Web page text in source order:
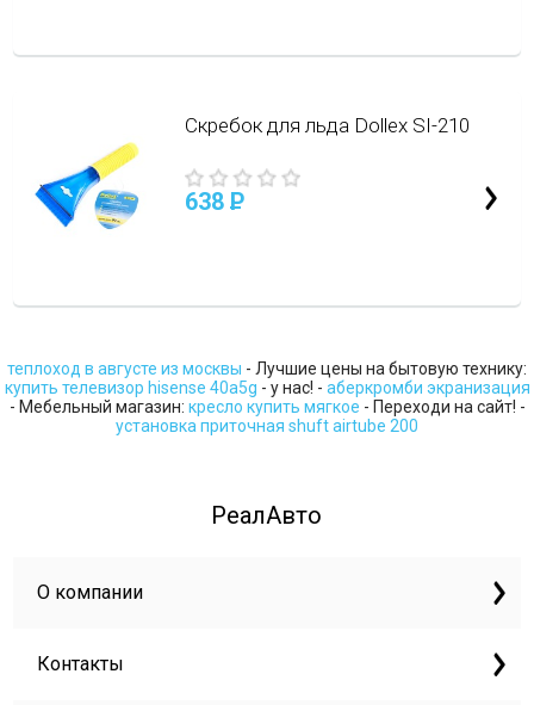
Скребок для льда Dollex SI-210
638 P
теплоход в августе из москвы - Лучшие цены на бытовую технику:
купить телевизор hisense 40a5g - у нас! - аберкромби экранизация
- Мебельный магазин: кресло купить мягкое - Переходи на сайт! -
установка приточная shuft airtube 200
РеалАвто
О компании
Контакты